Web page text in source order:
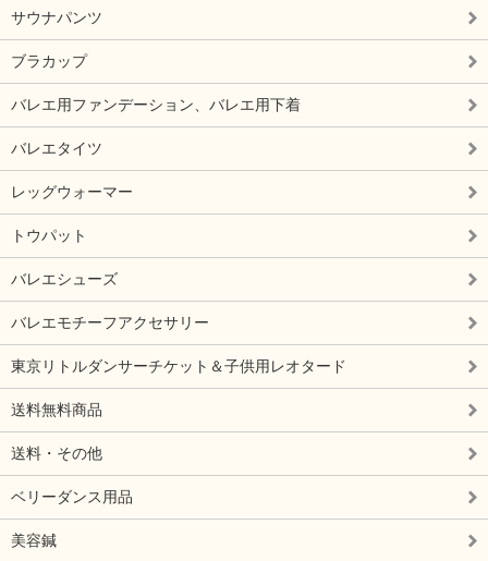
サウナパンツ
ブラカップ
バレエ用ファンデーション、バレエ用下着
バレエタイツ
レッグウォーマー
トウパット
バレエシューズ
バレエモチーフアクセサリー
東京リトルダンサーチケット＆子供用レオタード
送料無料商品
送料・その他
ベリーダンス用品
美容鍼